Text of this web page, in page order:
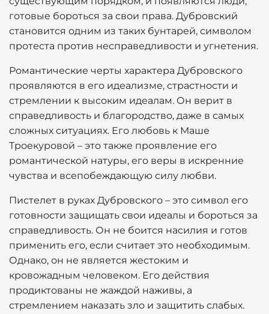
готовые бороться за свои права. Дубровский
становится одним из таких бунтарей, символом
протеста против несправедливости и угнетения.
Романтические черты характера Дубровского
проявляются в его идеализме, страстности и
стремлении к высоким идеалам. Он верит в
справедливость и благородство, даже в самых
сложных ситуациях. Его любовь к Маше
Троекуровой – это также проявление его
романтической натуры, его веры в искренние
чувства и всепобеждающую силу любви.
Пистелет в руках Дубровского – это символ его
готовности защищать свои идеалы и бороться за
справедливость. Он не боится насилия и готов
применить его, если считает это необходимым.
Однако, он не является жестоким и
кровожадным человеком. Его действия
продиктованы не жаждой наживы, а
стремлением наказать зло и защитить слабых.